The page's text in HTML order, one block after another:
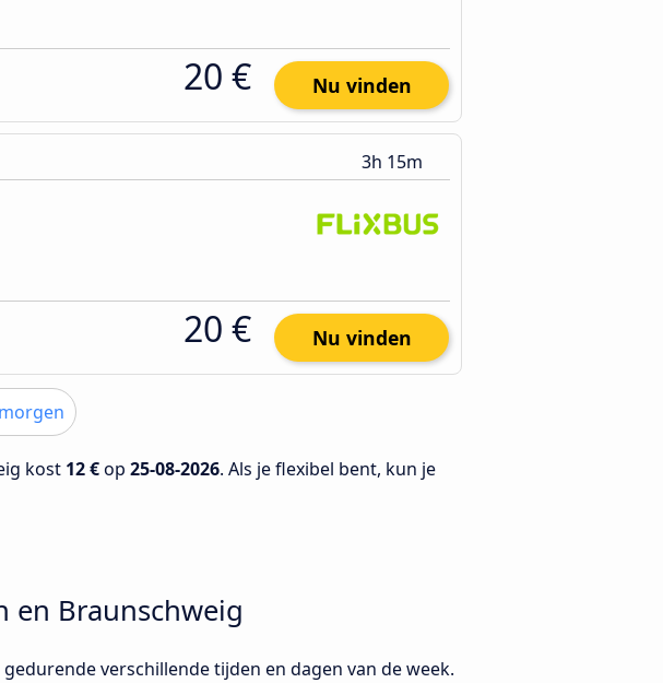
20 € Nu vinden
3h 15m
20 € Nu vinden
kost 12 €op 25-08-2026. Als je flexibel bent, kun je
en Braunschweig
verschillende tijden en dagen van de week.